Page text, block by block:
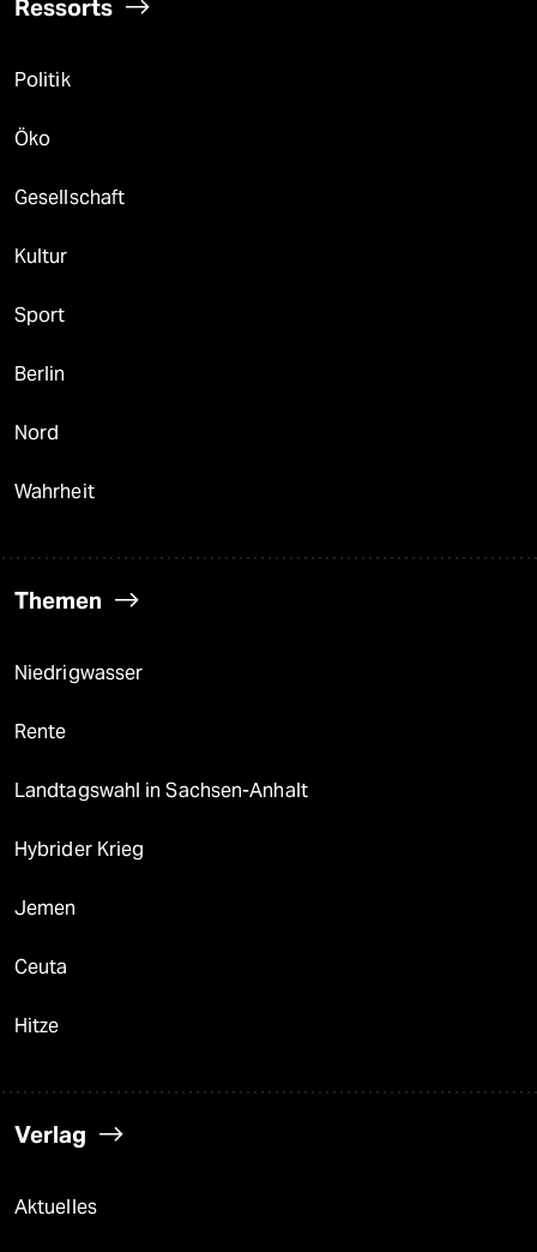
Ressorts
Politik
Öko
Gesellschaft
Kultur
Sport
Berlin
Nord
Wahrheit
Themen
Niedrigwasser
Rente
Landtagswahl in Sachsen-Anhalt
Hybrider Krieg
Jemen
Ceuta
Hitze
Verlag
Aktuelles